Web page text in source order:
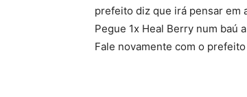
prefeito diz que irá pensar em
Pegue 1x Heal Berry num baú
Fale novamente com o